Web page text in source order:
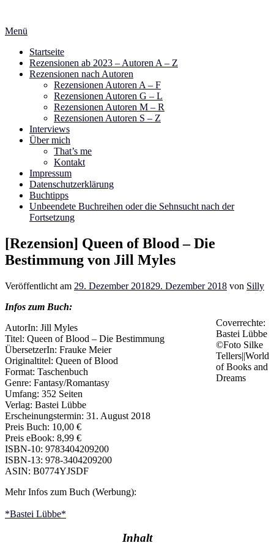
springen
Menü
Startseite
Rezensionen ab 2023 – Autoren A – Z
Rezensionen nach Autoren
Rezensionen Autoren A – F
Rezensionen Autoren G – L
Rezensionen Autoren M – R
Rezensionen Autoren S – Z
Interviews
Über mich
That’s me
Kontakt
Impressum
Datenschutzerklärung
Buchtipps
Unbeendete Buchreihen oder die Sehnsucht nach der
Fortsetzung
[Rezension] Queen of Blood – Die
Bestimmung von Jill Myles
Veröffentlicht am 29. Dezember 201829. Dezember 2018 von Silly
Coverrechte:
Bastei Lübbe
©Foto Silke
Tellers||World
of Books and
Dreams
Infos zum Buch:
AutorIn: Jill Myles
Titel: Queen of Blood – Die Bestimmung
ÜbersetzerIn: Frauke Meier
Originaltitel: Queen of Blood
Format: Taschenbuch
Genre: Fantasy/Romantasy
Umfang: 352 Seiten
Verlag: Bastei Lübbe
Erscheinungstermin: 31. August 2018
Preis Buch: 10,00 €
Preis eBook: 8,99 €
ISBN-10: 9783404209200
ISBN-13: 978-3404209200
ASIN: B0774YJSDF
Mehr Infos zum Buch (Werbung):
*Bastei Lübbe*
Inhalt